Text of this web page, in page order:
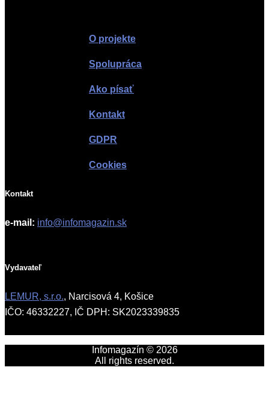
O projekte
Spolupráca
Ako písať
Kontakt
GDPR
Cookies
Kontakt
e-mail: info@infomagazin.sk
Vydavateľ
LEMUR, s.r.o., Narcisová 4, Košice
IČO: 46332227, IČ DPH: SK2023339835
Infomagazín © 2026
All rights reserved.